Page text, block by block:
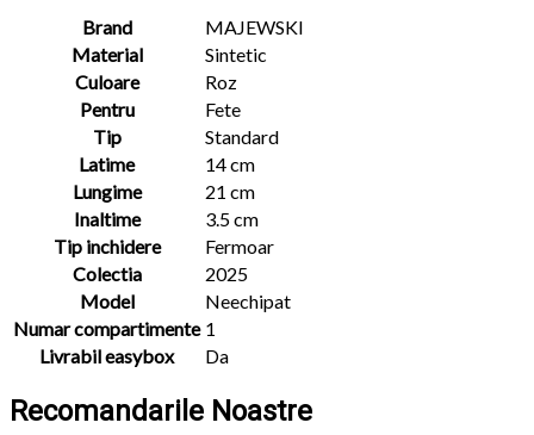
Brand
MAJEWSKI
Material
Sintetic
Culoare
Roz
Pentru
Fete
Tip
Standard
Latime
14 cm
Lungime
21 cm
Inaltime
3.5 cm
Tip inchidere
Fermoar
Colectia
2025
Model
Neechipat
Numar compartimente 1
Livrabil easybox
Da
Recomandarile Noastre